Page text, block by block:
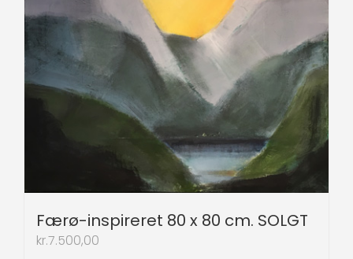
Færø-inspireret 80 x 80 cm. SOLGT
kr.7.500,00